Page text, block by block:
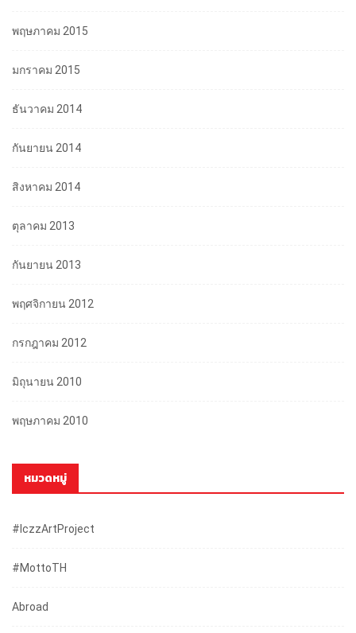
พฤษภาคม 2015
มกราคม 2015
ธันวาคม 2014
กันยายน 2014
สิงหาคม 2014
ตุลาคม 2013
กันยายน 2013
พฤศจิกายน 2012
กรกฎาคม 2012
มิถุนายน 2010
พฤษภาคม 2010
หมวดหมู่
#iczzArtProject
#mottoTH
Abroad